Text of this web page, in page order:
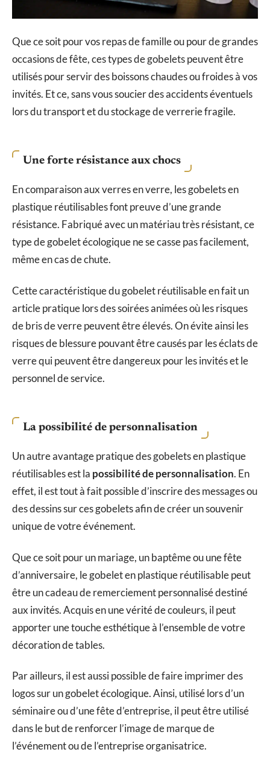
Que ce soit pour vos repas de famille ou pour de grandes
occasions de fête, ces types de gobelets peuvent être
utilisés pour servir des boissons chaudes ou froides à vos
invités. Et ce, sans vous soucier des accidents éventuels
lors du transport et du stockage de verrerie fragile.
Une forte résistance aux chocs
En comparaison aux verres en verre, les gobelets en
plastique réutilisables font preuve d’une grande
résistance. Fabriqué avec un matériau très résistant, ce
type de gobelet écologique ne se casse pas facilement,
même en cas de chute.
Cette caractéristique du gobelet réutilisable en fait un
article pratique lors des soirées animées où les risques
de bris de verre peuvent être élevés. On évite ainsi les
risques de blessure pouvant être causés par les éclats de
verre qui peuvent être dangereux pour les invités et le
personnel de service.
La possibilité de personnalisation
Un autre avantage pratique des gobelets en plastique
réutilisables est la possibilité de personnalisation. En
effet, il est tout à fait possible d’inscrire des messages ou
des dessins sur ces gobelets afin de créer un souvenir
unique de votre événement.
Que ce soit pour un mariage, un baptême ou une fête
d’anniversaire, le gobelet en plastique réutilisable peut
être un cadeau de remerciement personnalisé destiné
aux invités. Acquis en une vérité de couleurs, il peut
apporter une touche esthétique à l’ensemble de votre
décoration de tables.
Par ailleurs, il est aussi possible de faire imprimer des
logos sur un gobelet écologique. Ainsi, utilisé lors d’un
séminaire ou d’une fête d’entreprise, il peut être utilisé
dans le but de renforcer l’image de marque de
l’événement ou de l’entreprise organisatrice.